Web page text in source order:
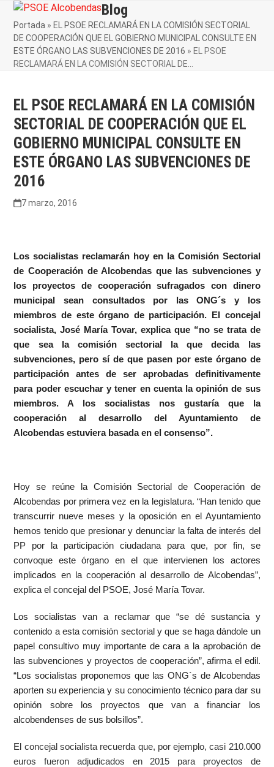
Skip
content
Open
mobile
menu
Close
mobile
menu
Blog
Portada » EL PSOE RECLAMARÁ EN LA COMISIÓN SECTORIAL
DE COOPERACIÓN QUE EL GOBIERNO MUNICIPAL CONSULTE EN
ESTE ÓRGANO LAS SUBVENCIONES DE 2016 » EL PSOE
RECLAMARÁ EN LA COMISIÓN SECTORIAL DE…
EL PSOE RECLAMARÁ EN LA COMISIÓN
SECTORIAL DE COOPERACIÓN QUE EL
GOBIERNO MUNICIPAL CONSULTE EN
ESTE ÓRGANO LAS SUBVENCIONES DE
2016
7 marzo, 2016
Los socialistas reclamarán hoy en la Comisión Sectorial
de Cooperación de Alcobendas que las subvenciones y
los proyectos de cooperación sufragados con dinero
municipal sean consultados por las ONG´s y los
miembros de este órgano de participación. El concejal
socialista, José María Tovar, explica que “no se trata de
que sea la comisión sectorial la que decida las
subvenciones, pero sí de que pasen por este órgano de
participación antes de ser aprobadas definitivamente
para poder escuchar y tener en cuenta la opinión de sus
miembros. A los socialistas nos gustaría que la
cooperación al desarrollo del Ayuntamiento de
Alcobendas estuviera basada en el consenso”.
Hoy se reúne la Comisión Sectorial de Cooperación de
Alcobendas por primera vez en la legislatura. “Han tenido que
transcurrir nueve meses y la oposición en el Ayuntamiento
hemos tenido que presionar y denunciar la falta de interés del
PP por la participación ciudadana para que, por fin, se
convoque este órgano en el que intervienen los actores
implicados en la cooperación al desarrollo de Alcobendas”,
explica el concejal del PSOE, José María Tovar.
Los socialistas van a reclamar que “se dé sustancia y
contenido a esta comisión sectorial y que se haga dándole un
papel consultivo muy importante de cara a la aprobación de
las subvenciones y proyectos de cooperación”, afirma el edil.
“Los socialistas proponemos que las ONG´s de Alcobendas
aporten su experiencia y su conocimiento técnico para dar su
opinión sobre los proyectos que van a financiar los
alcobendenses de sus bolsillos”.
El concejal socialista recuerda que, por ejemplo, casi 210.000
euros fueron adjudicados en 2015 para proyectos de